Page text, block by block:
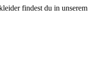
findest du in unserem